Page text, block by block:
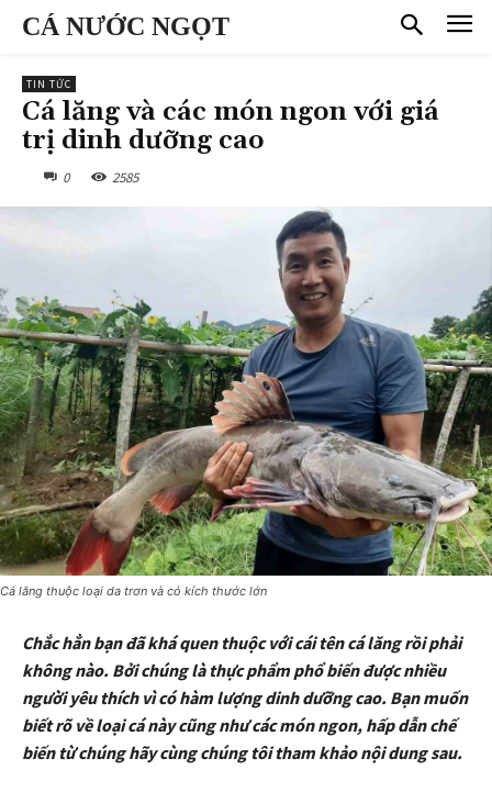
CÁ NƯỚC NGỌT
TIN TỨC
Cá lăng và các món ngon với giá
trị dinh dưỡng cao
0 2585
Cá lăng thuộc loại da trơn và có kích thước lớn
Chắc hẳn bạn đã khá quen thuộc với cái tên cá lăng rồi phải
không nào. Bởi chúng là thực phẩm phổ biến được nhiều
người yêu thích vì có hàm lượng dinh dưỡng cao. Bạn muốn
biết rõ về loại cá này cũng như các món ngon, hấp dẫn chế
biến từ chúng hãy cùng chúng tôi tham khảo nội dung sau.